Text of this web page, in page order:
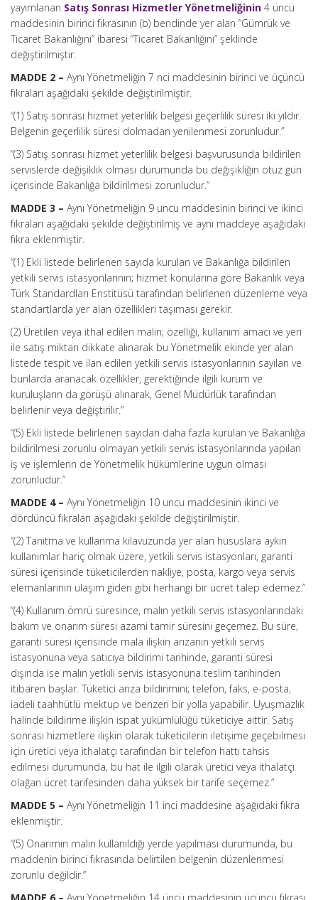
yayımlanan Satış Sonrası Hizmetler Yönetmeliğinin 4 üncü
maddesinin birinci fıkrasının (b) bendinde yer alan “Gümrük ve
Ticaret Bakanlığını” ibaresi “Ticaret Bakanlığını” şeklinde
değiştirilmiştir.
MADDE 2 – Aynı Yönetmeliğin 7 nci maddesinin birinci ve üçüncü
fıkraları aşağıdaki şekilde değiştirilmiştir.
“(1) Satış sonrası hizmet yeterlilik belgesi geçerlilik süresi iki yıldır.
Belgenin geçerlilik süresi dolmadan yenilenmesi zorunludur.”
“(3) Satış sonrası hizmet yeterlilik belgesi başvurusunda bildirilen
servislerde değişiklik olması durumunda bu değişikliğin otuz gün
içerisinde Bakanlığa bildirilmesi zorunludur.”
MADDE 3 – Aynı Yönetmeliğin 9 uncu maddesinin birinci ve ikinci
fıkraları aşağıdaki şekilde değiştirilmiş ve aynı maddeye aşağıdaki
fıkra eklenmiştir.
“(1) Ekli listede belirlenen sayıda kurulan ve Bakanlığa bildirilen
yetkili servis istasyonlarının; hizmet konularına göre Bakanlık veya
Türk Standardları Enstitüsü tarafından belirlenen düzenleme veya
standartlarda yer alan özellikleri taşıması gerekir.
(2) Üretilen veya ithal edilen malın; özelliği, kullanım amacı ve yeri
ile satış miktarı dikkate alınarak bu Yönetmelik ekinde yer alan
listede tespit ve ilan edilen yetkili servis istasyonlarının sayıları ve
bunlarda aranacak özellikler, gerektiğinde ilgili kurum ve
kuruluşların da görüşü alınarak, Genel Müdürlük tarafından
belirlenir veya değiştirilir.”
“(5) Ekli listede belirlenen sayıdan daha fazla kurulan ve Bakanlığa
bildirilmesi zorunlu olmayan yetkili servis istasyonlarında yapılan
iş ve işlemlerin de Yönetmelik hükümlerine uygun olması
zorunludur.”
MADDE 4 – Aynı Yönetmeliğin 10 uncu maddesinin ikinci ve
dördüncü fıkraları aşağıdaki şekilde değiştirilmiştir.
“(2) Tanıtma ve kullanma kılavuzunda yer alan hususlara aykırı
kullanımlar hariç olmak üzere, yetkili servis istasyonları, garanti
süresi içerisinde tüketicilerden nakliye, posta, kargo veya servis
elemanlarının ulaşım gideri gibi herhangi bir ücret talep edemez.”
“(4) Kullanım ömrü süresince, malın yetkili servis istasyonlarındaki
bakım ve onarım süresi azami tamir süresini geçemez. Bu süre,
garanti süresi içerisinde mala ilişkin arızanın yetkili servis
istasyonuna veya satıcıya bildirimi tarihinde, garanti süresi
dışında ise malın yetkili servis istasyonuna teslim tarihinden
itibaren başlar. Tüketici arıza bildirimini; telefon, faks, e-posta,
iadeli taahhütlü mektup ve benzeri bir yolla yapabilir. Uyuşmazlık
halinde bildirime ilişkin ispat yükümlülüğü tüketiciye aittir. Satış
sonrası hizmetlere ilişkin olarak tüketicilerin iletişime geçebilmesi
için üretici veya ithalatçı tarafından bir telefon hattı tahsis
edilmesi durumunda, bu hat ile ilgili olarak üretici veya ithalatçı
olağan ücret tarifesinden daha yüksek bir tarife seçemez.”
MADDE 5 – Aynı Yönetmeliğin 11 inci maddesine aşağıdaki fıkra
eklenmiştir.
“(5) Onarımın malın kullanıldığı yerde yapılması durumunda, bu
maddenin birinci fıkrasında belirtilen belgenin düzenlenmesi
zorunlu değildir.”